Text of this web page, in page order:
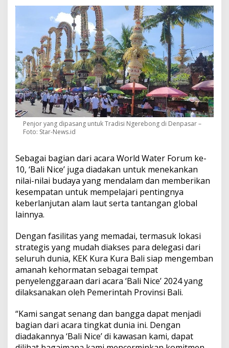
Penjor yang dipasang untuk Tradisi Ngerebong di Denpasar –
Foto: Star-News.id
Sebagai bagian dari acara World Water Forum ke-
10, ‘Bali Nice’ juga diadakan untuk menekankan
nilai-nilai budaya yang mendalam dan memberikan
kesempatan untuk mempelajari pentingnya
keberlanjutan alam laut serta tantangan global
lainnya.
Dengan fasilitas yang memadai, termasuk lokasi
strategis yang mudah diakses para delegasi dari
seluruh dunia, KEK Kura Kura Bali siap mengemban
amanah kehormatan sebagai tempat
penyelenggaraan dari acara ‘Bali Nice’ 2024 yang
dilaksanakan oleh Pemerintah Provinsi Bali.
“Kami sangat senang dan bangga dapat menjadi
bagian dari acara tingkat dunia ini. Dengan
diadakannya ‘Bali Nice’ di kawasan kami, dapat